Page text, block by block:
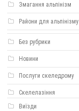
Змагання альпінізм
Райони для альпінізму
Без рубрики
Новини
Послуги скеледрому
Скелелазіння
Виїзди